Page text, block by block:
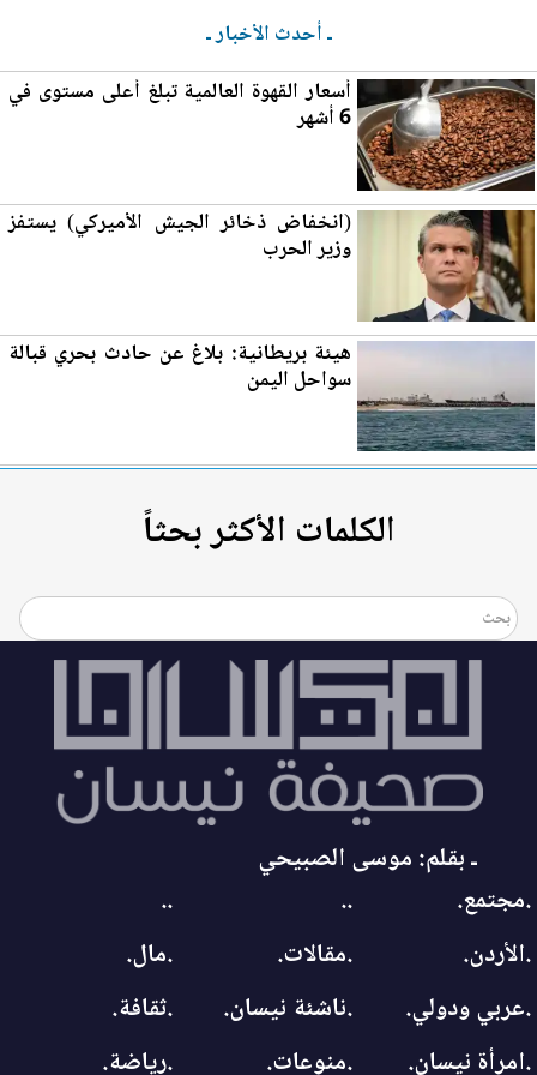
ـ أحدث الأخبار ـ
أسعار القهوة العالمية تبلغ أعلى مستوى في
6 أشهر
(انخفاض ذخائر الجيش الأميركي) يستفز
وزير الحرب
هيئة بريطانية: بلاغ عن حادث بحري قبالة
سواحل اليمن
الكلمات الأكثر بحثاً
ـ بقلم: موسى الصبيحي
.مجتمع.
..
..
.الأردن.
.مقالات.
.مال.
.عربي ودولي.
.ناشئة نيسان.
.ثقافة.
.امرأة نيسان.
.منوعات. .رياضة.